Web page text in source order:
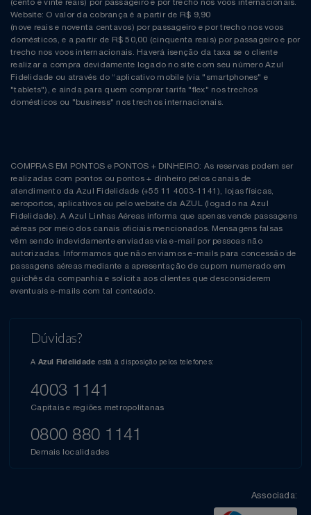
(cento e vinte reais) por passageiro e por trecho nos voos internacionais.
Website: O valor da cobrança é a partir de R$ 9,90
(nove reais e noventa centavos) por passageiro e por trecho nos voos
domésticos, e a partir de R$ 50,00 (cinquenta reais) por passageiro e por
trecho nos voos internacionais. Haverá isenção da taxa se o cliente
realizar a compra devidamente logado no site com seu número Azul
Fidelidade ou através do “aplicativo mobile (via "smartphones" e
"tablets"), e ainda para quem comprar tarifa "flex" nos trechos
domésticos ou "business" nos trechos internacionais.
COMPRAS EM PONTOS e PONTOS + DINHEIRO: As reservas podem ser
realizadas com pontos ou pontos + dinheiro pelos canais de
atendimento da Azul Fidelidade (+55 11 4003-1141), lojas físicas,
aeroportos, aplicativos ou pelo website da AZUL (logado na Azul
Fidelidade). A Azul Linhas Aéreas informa que apenas vende passagens
aéreas por meio dos canais oficiais mencionados. Mensagens falsas
vêm sendo indevidamente enviadas via e-mail por pessoas não
autorizadas. Informamos que não enviamos e-mails para concessão de
passagens aéreas mediante a apresentação de cupom numerado em
guichês da companhia e solicita aos clientes que desconsiderem
eventuais e-mails com tal conteúdo.
Dúvidas?
A Azul Fidelidade está à disposição pelos telefones:
4003 1141
Capitais e regiões metropolitanas
0800 880 1141
Demais localidades
Associada: